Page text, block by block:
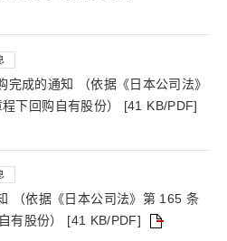
完成的通知 （依据《日本公司法》
下回购自有股份） [41 KB/PDF]
（依据《日本公司法》第 165 条
有股份） [41 KB/PDF]